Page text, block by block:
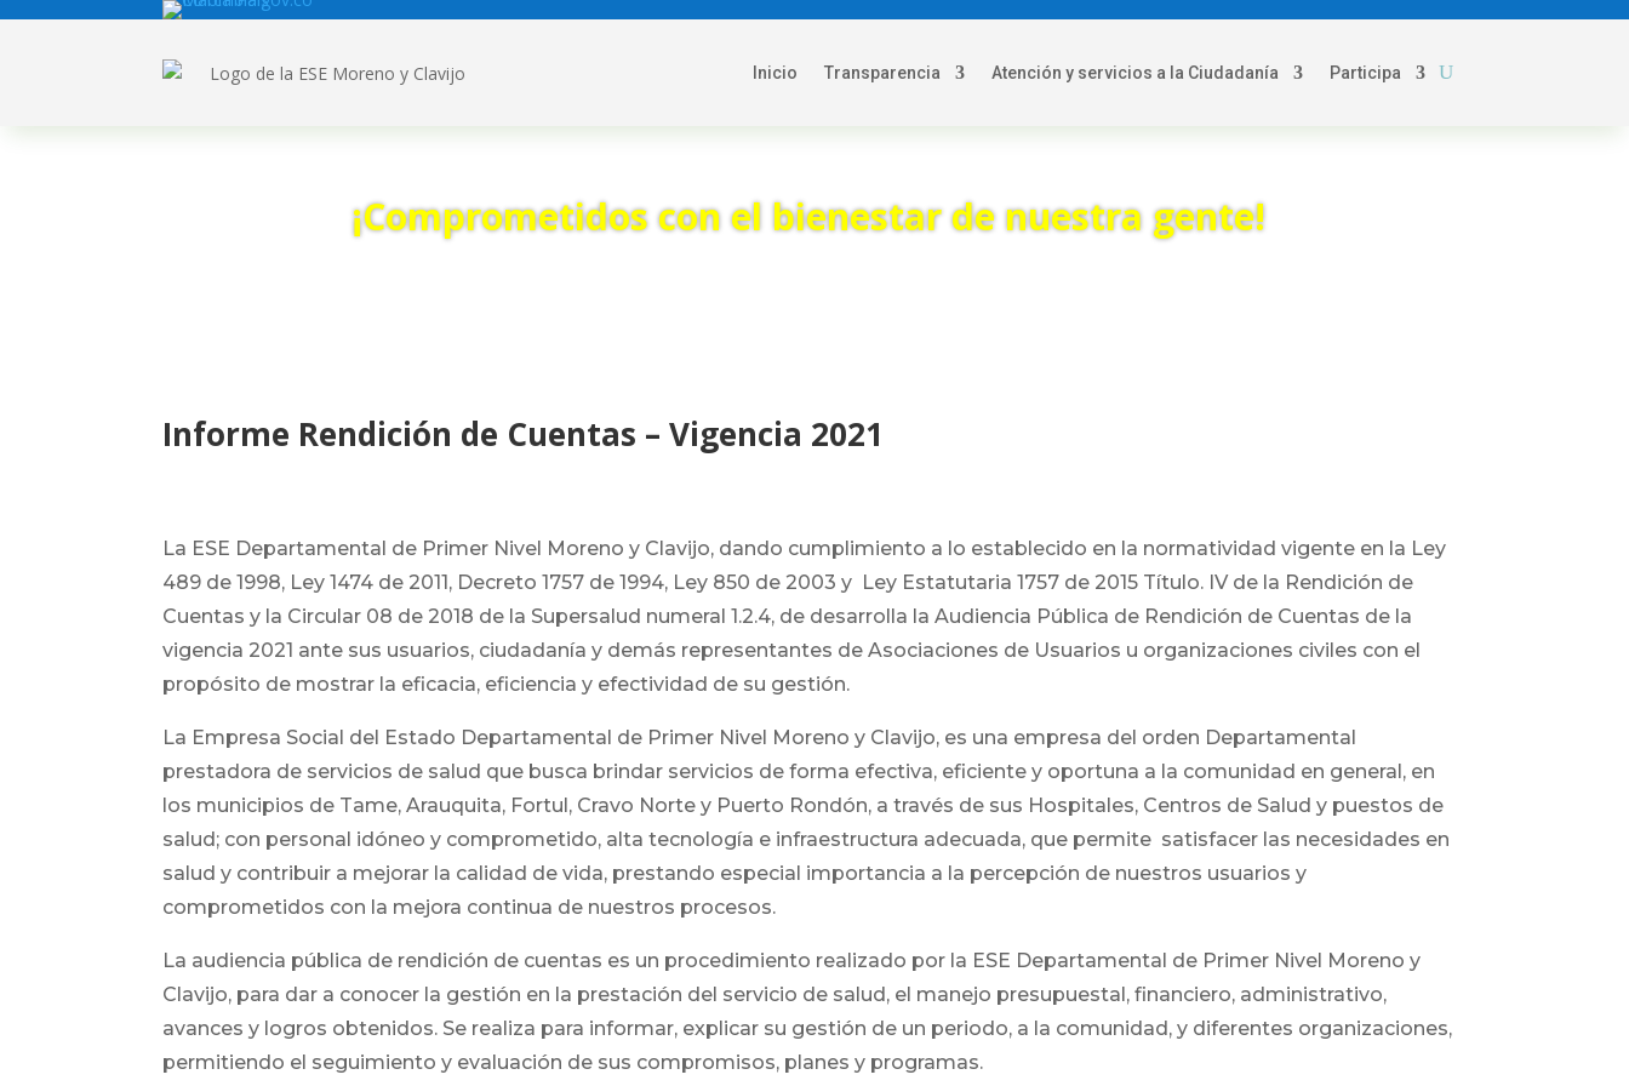
Inicio Transparencia Atención y servicios a la Ciudadanía Participa
¡Comprometidos con el bienestar de nuestra gente!
Informe Rendición de Cuentas – Vigencia 2021
La ESE Departamental de Primer Nivel Moreno y Clavijo, dando cumplimiento a lo establecido en la normatividad vigente en la Ley
489 de 1998, Ley 1474 de 2011, Decreto 1757 de 1994, Ley 850 de 2003 y Ley Estatutaria 1757 de 2015 Título. IV de la Rendición de
Cuentas y la Circular 08 de 2018 de la Supersalud numeral 1.2.4, de desarrolla la Audiencia Pública de Rendición de Cuentas de la
vigencia 2021 ante sus usuarios, ciudadanía y demás representantes de Asociaciones de Usuarios u organizaciones civiles con el
propósito de mostrar la eficacia, eficiencia y efectividad de su gestión.
La Empresa Social del Estado Departamental de Primer Nivel Moreno y Clavijo, es una empresa del orden Departamental
prestadora de servicios de salud que busca brindar servicios de forma efectiva, eficiente y oportuna a la comunidad en general, en
los municipios de Tame, Arauquita, Fortul, Cravo Norte y Puerto Rondón, a través de sus Hospitales, Centros de Salud y puestos de
salud; con personal idóneo y comprometido, alta tecnología e infraestructura adecuada, que permite satisfacer las necesidades en
salud y contribuir a mejorar la calidad de vida, prestando especial importancia a la percepción de nuestros usuarios y
comprometidos con la mejora continua de nuestros procesos.
La audiencia pública de rendición de cuentas es un procedimiento realizado por la ESE Departamental de Primer Nivel Moreno y
Clavijo, para dar a conocer la gestión en la prestación del servicio de salud, el manejo presupuestal, financiero, administrativo,
avances y logros obtenidos. Se realiza para informar, explicar su gestión de un periodo, a la comunidad, y diferentes organizaciones,
permitiendo el seguimiento y evaluación de sus compromisos, planes y programas.